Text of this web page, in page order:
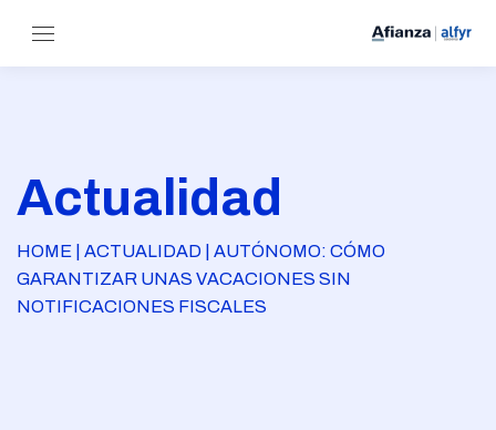
Actualidad
HOME | ACTUALIDAD | AUTÓNOMO: CÓMO
GARANTIZAR UNAS VACACIONES SIN
NOTIFICACIONES FISCALES